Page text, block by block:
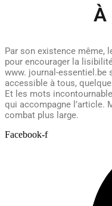
À
Par son existence même,
pour encourager la
www. journal-essentiel.be
accessible à tous,
Et les mots
qui accompagne l’article.
combat plus large.
Facebook-f